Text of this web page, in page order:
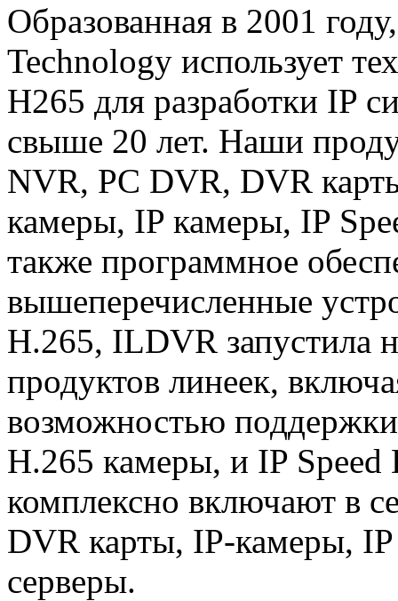
Образованная в 2001
Technology использует
H265 для разработки IP
свыше 20 лет. Наши
NVR, PC DVR, DVR
камеры, IP камеры, IP
также программное
вышеперечисленные
H.265, ILDVR запустила
продуктов линеек,
возможностью
H.265 камеры, и IP
комплексно включают в
DVR карты, IP-камеры, IP
серверы.